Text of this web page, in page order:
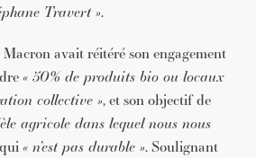
Travert ».
avait réitéré son engagement
« 50% de produits bio ou locaux
collective », et son objectif de
agricole dans lequel nous nous
« n’est pas durable ». Soulignant